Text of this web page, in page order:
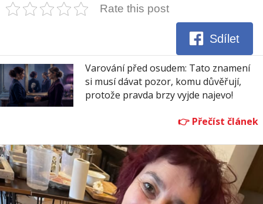
Rate this post
Sdílet
Varování před osudem: Tato znamení
si musí dávat pozor, komu důvěřují,
protože pravda brzy vyjde najevo!